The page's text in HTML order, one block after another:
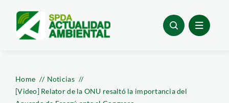
content
Home
Noticias
[Video] Relator de la ONU resaltó la importancia del